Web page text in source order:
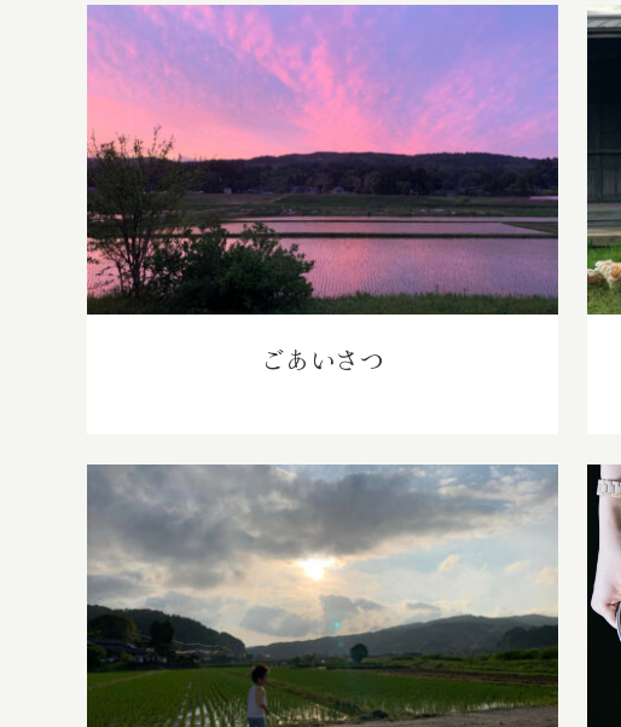
ごあいさつ
ごあいさつ
Ice Cream Heaven With Vanilla,
Chocolate And Pistachio